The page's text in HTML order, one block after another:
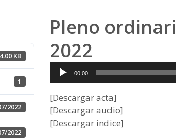
4.00 KB
1
2022
2022
Pleno
2022
Reproductor
de
audio
00:00
[Descargar acta]
[Descargar audio]
[Descargar indice]